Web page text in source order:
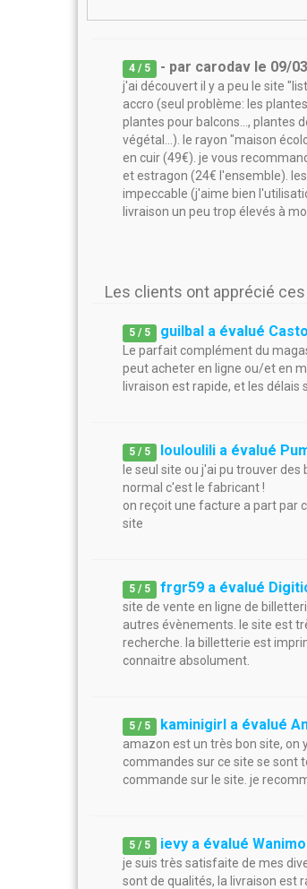
4 / 5 - par carodav le 09/
j'ai découvert il y a peu le site
accro (seul problème: les
plantes pour balcons..., plantes
végétal...). le rayon "maison
en cuir (49€). je vous
et estragon (24€ l'ensemble).
impeccable (j'aime bien
livraison un peu trop élevés à
Les clients ont apprécié
5 / 5 guilbal a évalué
Le parfait complément du
peut acheter en ligne ou/et en
livraison est rapide, et les délais
5 / 5 louloulili a évalué
le seul site ou j'ai pu trouver
normal c'est le fabricant !
on reçoit une facture a part par
site
5 / 5 frgr59 a évalué
site de vente en ligne de
autres évènements. le site est
recherche. la billetterie est
connaitre absolument.
5 / 5 kaminigirl a évalué
amazon est un très bon site, on
commandes sur ce site se sont
commande sur le site. je
5 / 5 ievy a évalué Wanimo
je suis très satisfaite de mes
sont de qualités, la livraison est